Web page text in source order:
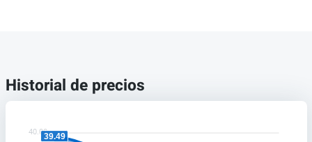
Historial de precios
40.0039.49